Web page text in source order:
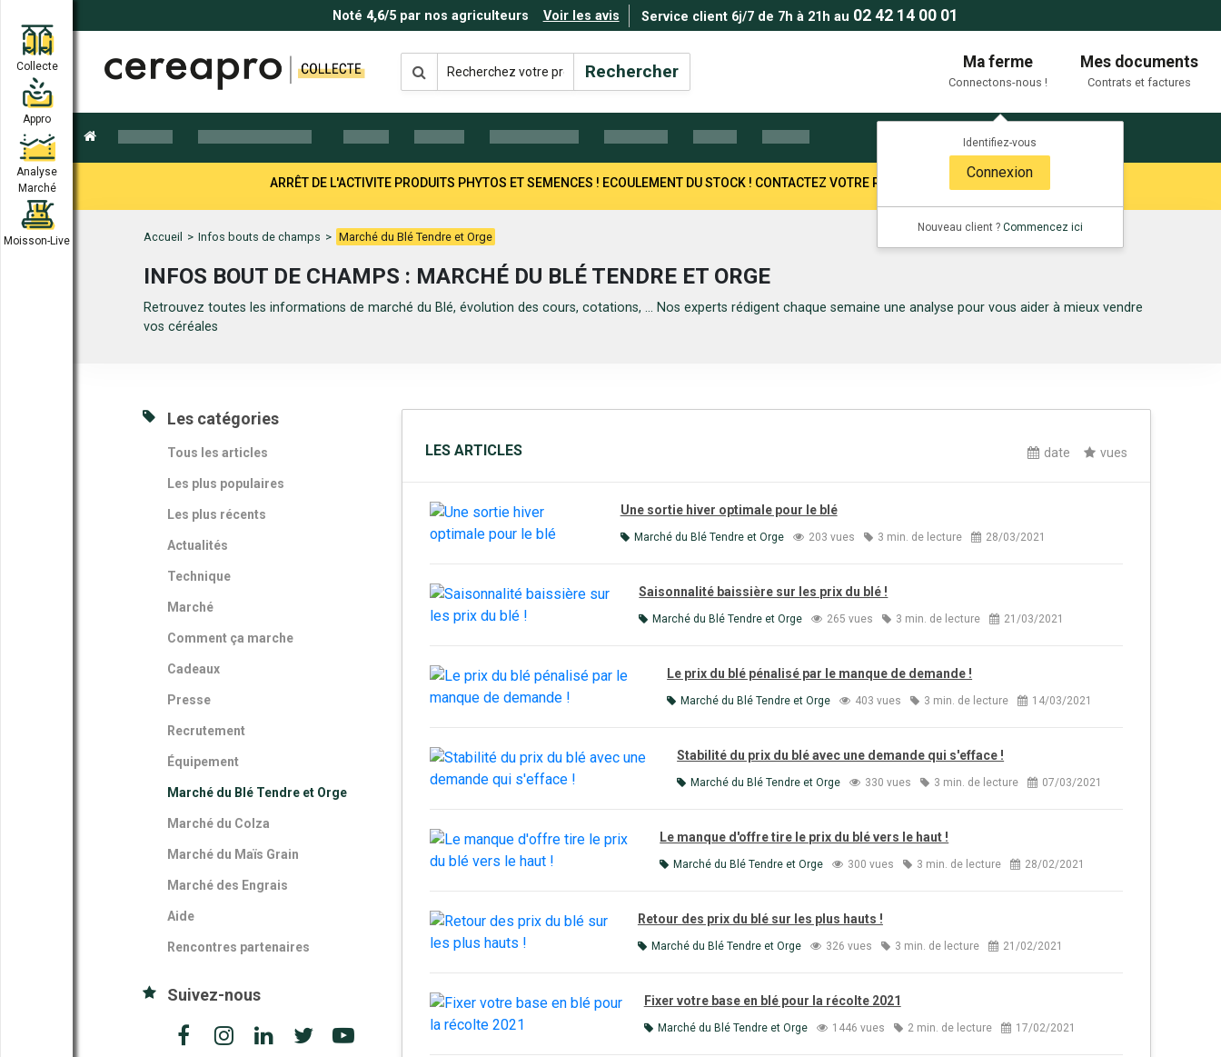
Noté 4,6/5 par nos agriculteurs Voir les avis Service client 6j/7 de 7h à 21h au 02 42 14 00 01
Rechercher Ma ferme
Connectons-nous !
Identifiez-vous
Connexion
Nouveau client ? Commencez ici
Mes documents
Contrats et factures
ARRÊT DE L'ACTIVITE PRODUITS PHYTOS ET SEMENCES ! ECOULEMENT DU STOCK ! CONTACTEZ VOTRE RESPONSABLE SECTEUR !
Collecte
Appro
Analyse
Marché
Moisson-Live Accueil > Infos bouts de champs > Marché du Blé Tendre et Orge
INFOS BOUT DE CHAMPS : MARCHÉ DU BLÉ TENDRE ET ORGE
Retrouvez toutes les informations de marché du Blé, évolution des cours, cotations, ... Nos experts rédigent chaque semaine une analyse pour vous aider à mieux vendre
vos céréales
Les catégories
Tous les articles
Les plus populaires
Les plus récents
Actualités
Technique
Marché
Comment ça marche
Cadeaux
Presse
Recrutement
Équipement
Marché du Blé Tendre et Orge
Marché du Colza
Marché du Maïs Grain
Marché des Engrais
Aide
Rencontres partenaires
Suivez-nous
date vues
LES ARTICLES
Une sortie hiver optimale pour le blé
Marché du Blé Tendre et Orge 203 vues 3 min. de lecture 28/03/2021
Saisonnalité baissière sur les prix du blé !
Marché du Blé Tendre et Orge 265 vues 3 min. de lecture 21/03/2021
Le prix du blé pénalisé par le manque de demande !
Marché du Blé Tendre et Orge 403 vues 3 min. de lecture 14/03/2021
Stabilité du prix du blé avec une demande qui s'efface !
Marché du Blé Tendre et Orge 330 vues 3 min. de lecture 07/03/2021
Le manque d'offre tire le prix du blé vers le haut !
Marché du Blé Tendre et Orge 300 vues 3 min. de lecture 28/02/2021
Retour des prix du blé sur les plus hauts !
Marché du Blé Tendre et Orge 326 vues 3 min. de lecture 21/02/2021
Fixer votre base en blé pour la récolte 2021
Marché du Blé Tendre et Orge 1446 vues 2 min. de lecture 17/02/2021